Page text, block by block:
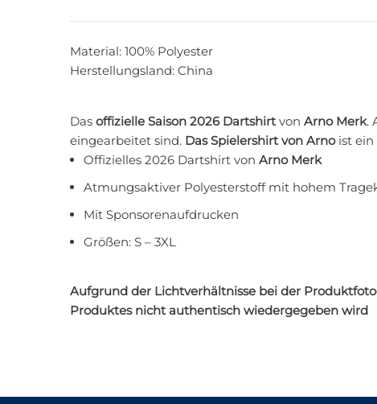
Material: 100% Polyester
Herstellungsland: China
Das offizielle Saison 2026 Dartshirt von Arno Merk.
eingearbeitet sind. Das Spielershirt von Arno ist
Offizielles 2026 Dartshirt von Arno Merk
Atmungsaktiver Polyesterstoff mit hohem
Mit Sponsorenaufdrucken
Größen: S – 3XL
Aufgrund der Lichtverhältnisse bei der
Produktes nicht authentisch wiedergegeben wird